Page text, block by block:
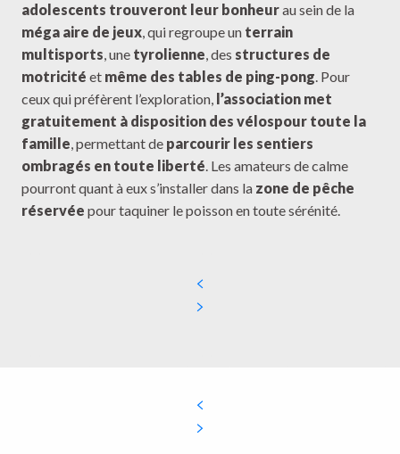
adolescents trouveront leur bonheurau sein de la
méga aire de jeux, qui regroupe un terrain
multisports, une tyrolienne, des structures de
motricité et même des tables de ping-pong. Pour
ceux qui préfèrent l’exploration, l’association met
gratuitement à disposition des vélospour toute la
famille, permettant de parcourir les sentiers
ombragés en toute liberté. Les amateurs de calme
pourront quant à eux s’installer dans la zone de pêche
réservée pour taquiner le poisson en toute sérénité.